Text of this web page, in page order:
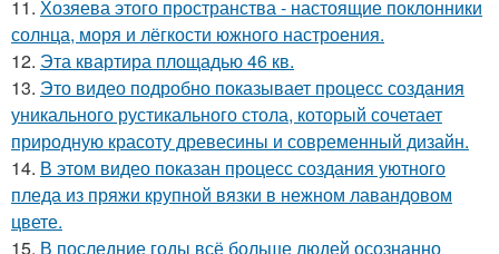
11. Хозяева этого пространства - настоящие поклонники
солнца, моря и лёгкости южного настроения.
12. Эта квартира площадью 46 кв.
13. Это видео подробно показывает процесс создания
уникального рустикального стола, который сочетает
природную красоту древесины и современный дизайн.
14. В этом видео показан процесс создания уютного
пледа из пряжи крупной вязки в нежном лавандовом
цвете.
15. В последние годы всё больше людей осознанно